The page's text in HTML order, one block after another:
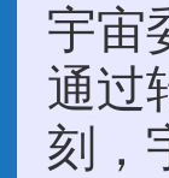
宇宙
通过
刻，